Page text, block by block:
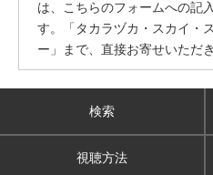
は、こちらのフォームへの記
す。「タカラヅカ・スカイ・
ー」まで、直接お寄せいただ
検索
視聴方法